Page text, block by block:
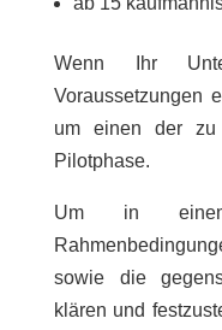
Wenn Ihr
Voraussetzungen
um einen der zu
Pilotphase.
Um in
sowie die
klären und